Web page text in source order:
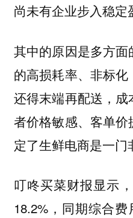
尚未有企业步入稳定
其中的原因是多方
的高损耗率、非标化
还得末端再配送，
者价格敏感、客单
定了生鲜电商是一门
叮咚买菜财报显示
18.2%，同期综合